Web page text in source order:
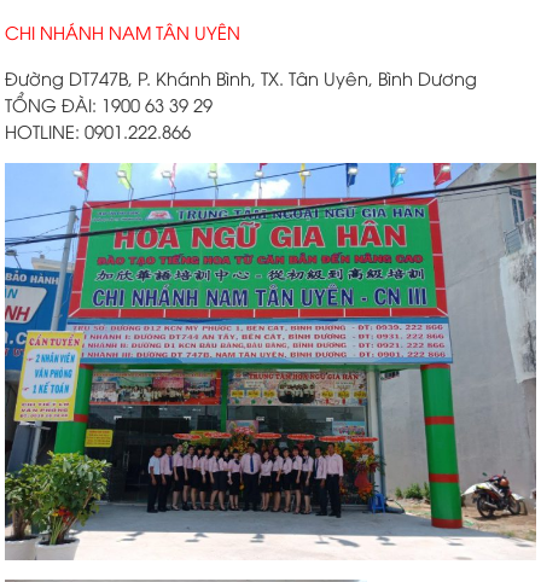
CHI NHÁNH NAM TÂN UYÊN
Đường DT747B, P. Khánh Bình, TX. Tân Uyên, Bình Dương
TỔNG ĐÀI: 1900 63 39 29
HOTLINE: 0901.222.866